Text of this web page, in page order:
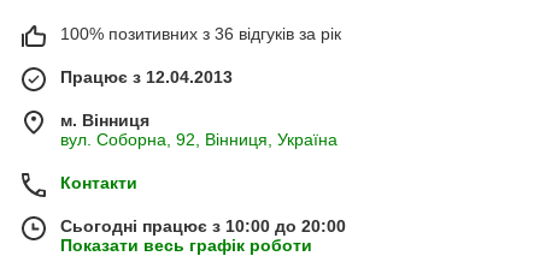
100% позитивних з 36 відгуків за рік
Працює з 12.04.2013
м. Вінниця
вул. Соборна, 92, Вінниця, Україна
Контакти
Сьогодні працює з 10:00 до 20:00
Показати весь графік роботи